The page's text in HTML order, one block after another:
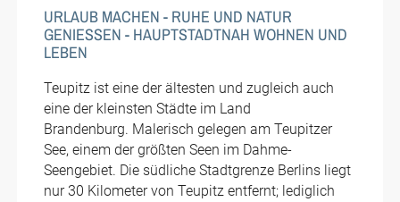
URLAUB MACHEN - RUHE UND NATUR
GENIESSEN - HAUPTSTADTNAH WOHNEN UND L
EBEN
Teupitz ist eine der ältesten und zugleich auch
eine der kleinsten Städte im Land
Brandenburg. Malerisch gelegen am Teupitzer
See, einem der größten Seen im Dahme-
Seengebiet. Die südliche Stadtgrenze Berlins liegt
nur 30 Kilometer von Teupitz entfernt; lediglich